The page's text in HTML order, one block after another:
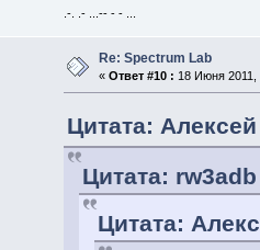
.-. .- ...-- - - ...
Re: Spectrum Lab
« Ответ #10 : 18 Июня 2011,
Цитата:
Цитата:
Цитата: